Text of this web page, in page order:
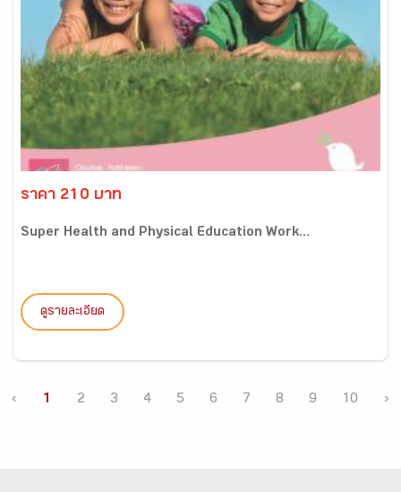
ราคา 210 บาท
Super Health and Physical Education Work...
ดูรายละเอียด
‹ 1 2 3 4 5 6 7 8 9 10 ›